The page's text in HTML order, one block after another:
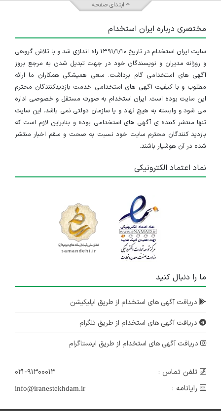
ابتدای صفحه
مختصری درباره ایران استخدام
سایت ایران استخدام در تاریخ ۱۳۹۱/۱/۱۰ راه اندازی شد و با تلاش گروهی
و روزانه مدیران و نویسندگان خود در جهت تبدیل شدن به مرجع بروز
آگهی های استخدامی گام برداشت. سعی همیشگی همکاران ما ارائه
مطلوب و با کیفیت آگهی های استخدامی خدمت بازدیدکنندگان محترم
این سایت بوده است. ایران استخدام به صورت مستقل و خصوصی اداره
می شود و وابسته به هیچ نهاد و یا سازمان دولتی نمی باشد، این سایت
تنها منتشر کننده ی آگهی های استخدامی بوده و بنابراین لازم است که
بازدید کنندگان محترم سایت خود نسبت به صحت و سقم اخبار منتشر
شده در آن هوشیار باشند.
نماد اعتماد الکترونیکی
ما را دنبال کنید
دریافت آگهی های استخدام از طریق اپلیکیشن
دریافت آگهی های استخدام از طریق تلگرام
دریافت آگهی های استخدام از طریق اینستاگرام
تلفن تماس :
۰۲۱-۹۱۳۰۰۰۱۳
رایانامه :
info@iranestekhdam.ir